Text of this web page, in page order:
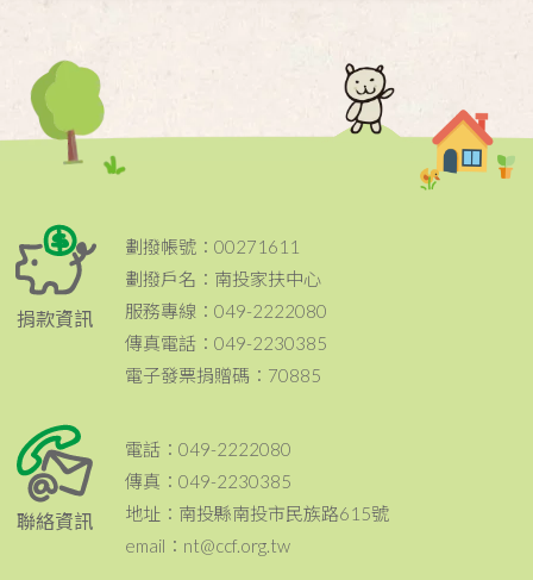
捐款資訊
劃撥帳號：00271611
劃撥戶名：南投家扶中心
服務專線：049-2222080
傳真電話：049-2230385
電子發票捐贈碼：70885
聯絡資訊
電話：049-2222080
傳真：049-2230385
地址：南投縣南投市民族路615號
email：nt@ccf.org.tw